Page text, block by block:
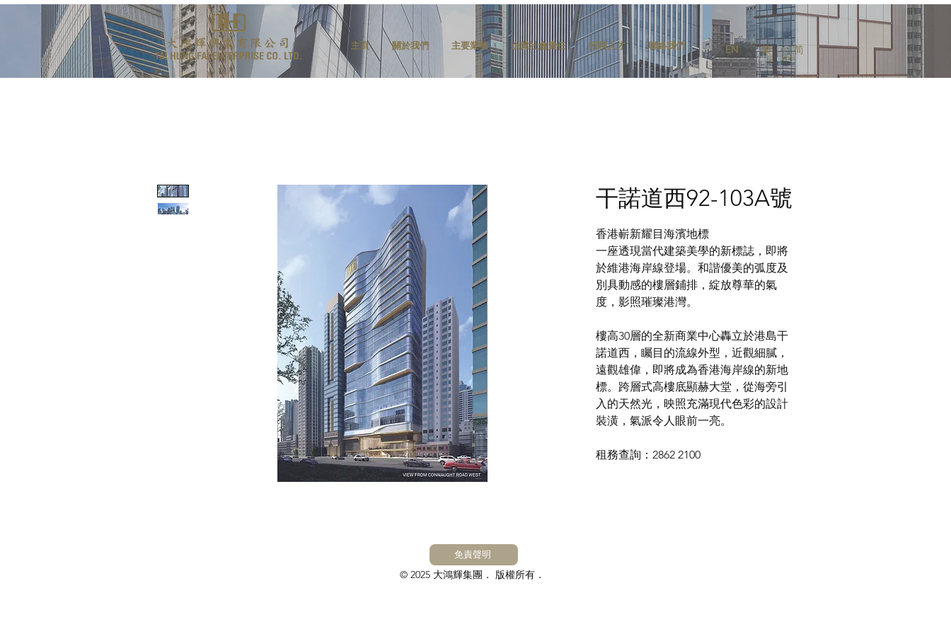
主頁 關於我們 主要業務 企業社會責任 招聘人才 聯絡我們 EN 繁 简
干諾道西92-103A號
香港嶄新耀目海濱地標
一座透現當代建築美學的新標誌，即將
於維港海岸線登場。和諧優美的弧度及
別具動感的樓層鋪排，綻放尊華的氣
度，影照璀璨港灣。
樓高30層的全新商業中心轟立於港島干
諾道西，矚目的流線外型，近觀細膩，
遠觀雄偉，即將成為香港海岸線的新地
標。跨層式高樓底顯赫大堂，從海旁引
入的天然光，映照充滿現代色彩的設計
裝潢，氣派令人眼前一亮。
租務查詢：2862 2100
免責聲明
© 2025 大鴻輝集團． 版權所有．